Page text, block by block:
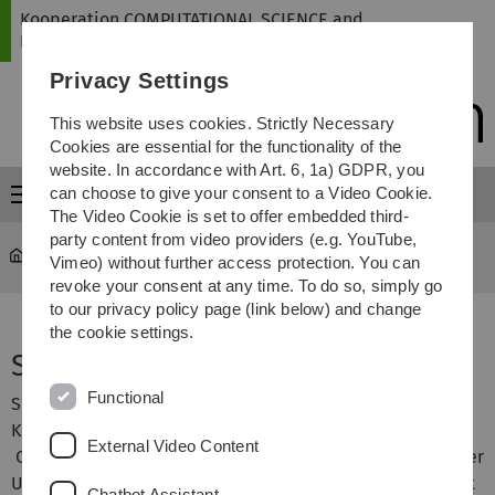
Skip
Skip
Skip
Skip
Kooperation COMPUTATIONAL SCIENCE and
ENGINEERING
Menu
mawi-cse Studieninteressierte
Studieninteressierte
Sie interessieren sich für einen der
Kooperationsstudiengängen im Bachelor oder Master
Computational Science and Engineering (CSE), die von der
Universität Ulm und der Technischen Hochschule Ulm mit
Privacy Settings
This website uses cookies. Strictly Necessary
Cookies are essential for the functionality of the
website. In accordance with Art. 6, 1a) GDPR, you
can choose to give your consent to a Video Cookie.
The Video Cookie is set to offer embedded third-
party content from video providers (e.g. YouTube,
Vimeo) without further access protection. You can
revoke your consent at any time. To do so, simply go
to our privacy policy page (link below) and change
the cookie settings.
Functional
External Video Content